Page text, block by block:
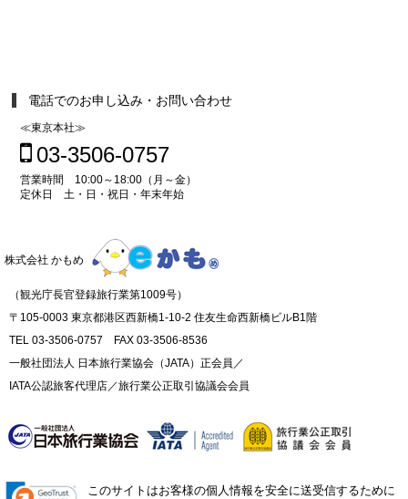
電話でのお申し込み・お問い合わせ
≪東京本社≫
03-3506-0757
営業時間 10:00～18:00（月～金）
定休日 土・日・祝日・年末年始
株式会社 かもめ
（観光庁長官登録旅行業第1009号）
〒105-0003 東京都港区西新橋1-10-2 住友生命西新橋ビルB1階
TEL 03-3506-0757 FAX 03-3506-8536
一般社団法人 日本旅行業協会（JATA）正会員／
IATA公認旅客代理店／旅行業公正取引協議会会員
このサイトはお客様の個人情報を安全に送受信するために